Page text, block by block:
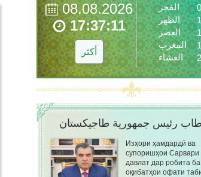
08.08.2026
17:37:13
أكثر
الفجر
الظهر
العصر
المغرب
العشاء
رئيس جمهورية طاجيكستان
Изҳори ҳамдардӣ ва
супоришҳои Сарвари
давлат дар робита ба
оқибатҳои офати